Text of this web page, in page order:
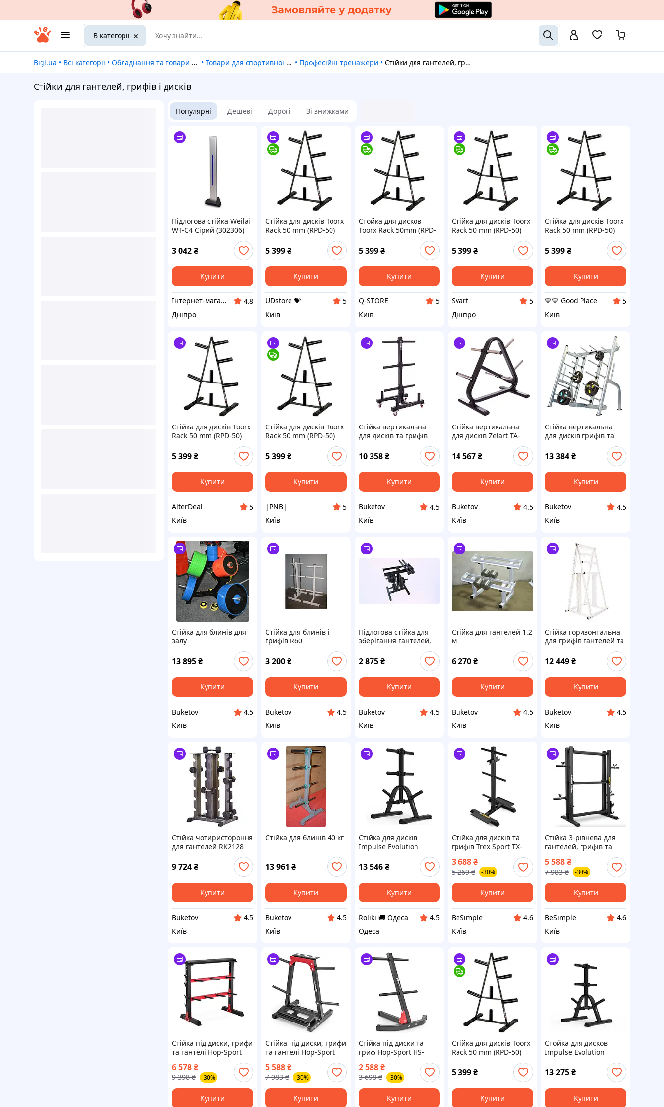
В категорії
Bigl.ua • Всі категорії • Обладнання та товари для надання послуг • Товари для спортивної інфраструктури • Професійні тренажери • Стійки для гантелей, грифів і дисків
Стійки для гантелей, грифів і дисків
Популярні Дешеві Дорогі Зі знижками
Підлогова стійка Weilai
WT-C4 Сірий (302306)
3 042₴
Купити
Інтернет-магазин "Winner"
4.8
Дніпро
Стійка для дисків Toorx
Rack 50 mm (RPD-50)
good-prices-
5 399₴
Купити
UDstore 💝
5
Київ
Стойка для дисков
Toorx Rack 50mm (RPD-
50) Q-STORE -shopping-
without-problems-
5 399 ₴
Купити
Q-STORE
5
Київ
Стійка для дисків Toorx
Rack 50 mm (RPD-50)
products-for-life-
5 399₴
Купити
Svart
5
Дніпро
Стійка для дисків Toorx
Rack 50 mm (RPD-50)
GoodPlace -worry-free-
shopping-
5 399₴
Купити
💙💛 Good Place
5
Київ
Стійка для дисків Toorx
Rack 50 mm (RPD-50)
unlimited-choice-
5 399₴
Купити
AlterDeal
5
Київ
Стійка для дисків Toorx
Rack 50 mm (RPD-50)
5 399₴
Купити
|PNB|
5
Київ
Стійка вертикальна
для дисків та грифів
пересувна Zelart TA-
2273
10 358 ₴
Купити
Buketov
4.5
Київ
Стійка вертикальна
для дисків Zelart TA-
14 567₴
Купити
Buketov
4.5
Київ
Стійка вертикальна
для дисків грифів та
RK5401C
13 384₴
Купити
Buketov
4.5
Київ
Стійка для блинів для
залу
13 895₴
Купити
Buketov
4.5
Київ
Стійка для блинів і
грифів R60
3 200₴
Купити
Buketov
4.5
Київ
Підлогова стійка для
зберігання гантелей,
блинів, грифів. 11.5 см
під гриф
2 875 ₴
Купити
Buketov
4.5
Київ
Стійка для гантелей 1.2
м
6 270₴
Купити
Buketov
4.5
Київ
Стійка горизонтальна
для грифів гантелей та
штанг Zelart SC-8042A
12 449₴
Купити
Buketov
4.5
Київ
Стійка чотиристороння
для гантелей RK2128
9 724₴
Купити
Buketov
4.5
Київ
Стійка для блинів 40 кг
13 961 ₴
Купити
Buketov
4.5
Київ
Стійка для дисків
Impulse Evolution
13 546 ₴
Купити
Roliki 🚚 Одеса
4.5
Одеса
Стійка для дисків та
грифів Trex Sport TX-
3 688₴
5 269 ₴ -30%
Купити
BeSimple
4.6
Київ
Стійка 3-рівнева для
гантелей, грифів та
075DR
5 588₴
7 983 ₴ -30%
Купити
BeSimple
4.6
Київ
Стійка під диски, грифи
та гантелі Hop-Sport
6 578₴
9 398 ₴ -30%
Купити
Стійка під диски, грифи
та гантелі Hop-Sport
5 588₴
7 983 ₴ -30%
Купити
Стійка під диски та
гриф Hop-Sport HS-
2 588 ₴
3 698 ₴ -30%
Купити
Стійка для дисків Toorx
Rack 50 mm (RPD-50)
5 399₴
Купити
Стойка для дисков
Impulse Evolution
13 275₴
Купити